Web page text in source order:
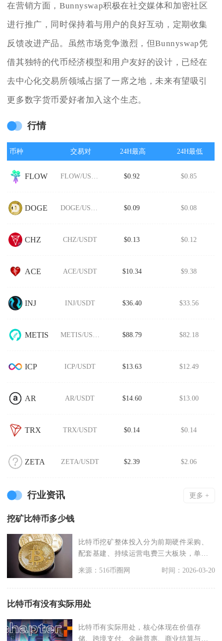
在营销方面，Bunnyswap积极在社交媒体和加密社区
进行推广，同时保持着与用户的良好互动，定期收集
反馈改进产品。虽然市场竞争激烈，但Bunnyswap凭
借其独特的代币经济模型和用户友好的设计，已经在
去中心化交易所领域占据了一席之地，未来有望吸引
更多数字货币爱好者加入这个生态。
行情
币种 交易对 24H最高 24H最低
FLOW FLOW/USDT $0.92 $0.85
DOGE DOGE/USDT $0.09 $0.08
CHZ CHZ/USDT $0.13 $0.12
ACE ACE/USDT $10.34 $9.38
INJ INJ/USDT $36.40 $33.56
METIS METIS/USDT $88.79 $82.18
ICP ICP/USDT $13.63 $12.49
AR AR/USDT $14.60 $13.00
TRX TRX/USDT $0.14 $0.14
ZETA ZETA/USDT $2.39 $2.06
行业资讯 更多 +
挖矿比特币多少钱
比特币挖矿整体投入分为前期硬件采购、
配套基建、持续运营电费三大板块，单台
来源：516币圈网 时间：2026-03-20
比特币有没有实际用处
比特币有实际用处，核心体现在价值存
储、跨境支付、金融普惠、商业结算与技